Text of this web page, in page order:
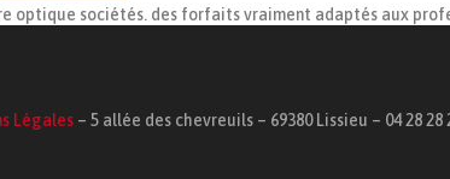
optique sociétés. des forfaits vraiment adaptés aux
Légales – 5 allée des chevreuils – 69380 Lissieu – 04 28 28